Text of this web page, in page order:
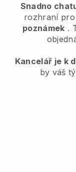
Snadno
rozhraní pro
poznámek .
Kancelář je k
by váš